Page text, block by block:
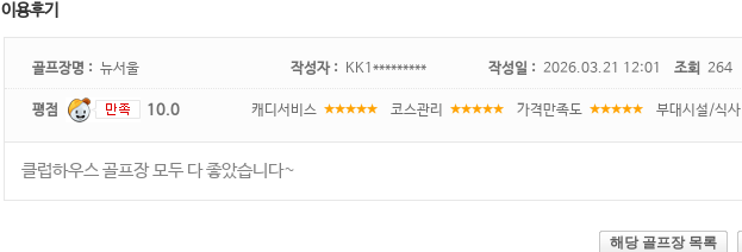
이용후기
골프장명 : 뉴서울 작성자 : KK1********* 작성일 : 2026.03.21 12:01 조회 264
평점 10.0 캐디서비스 코스관리 가격만족도 부대시설/식사
클럽하우스 골프장 모두 다 좋았습니다~
해당 골프장 목록